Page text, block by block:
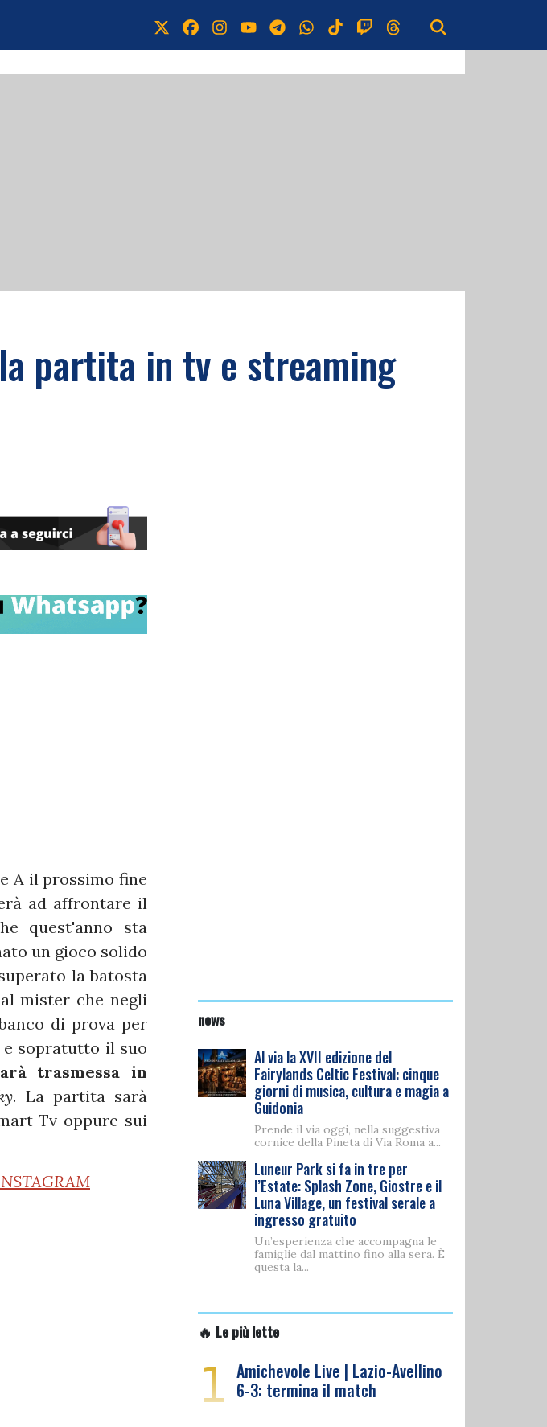
partita in tv e streaming
A il prossimo fine
ad affrontare il
quest'anno sta
un gioco solido
la batosta
mister che negli
di prova per
sopratutto il suo
trasmessa in
. La partita sarà
Tv oppure sui
news
Al via la XVII edizione del
Fairylands Celtic Festival: cinque
giorni di musica, cultura e magia a
Guidonia
Prende il via oggi, nella suggestiva
cornice della Pineta di Via Roma a...
Luneur Park si fa in tre per
l’Estate: Splash Zone, Giostre e il
Luna Village, un festival serale a
ingresso gratuito
Un’esperienza che accompagna le
famiglie dal mattino fino alla sera. È
questa la...
🔥 Le più lette
1 Amichevole Live | Lazio-Avellino
6-3: termina il match